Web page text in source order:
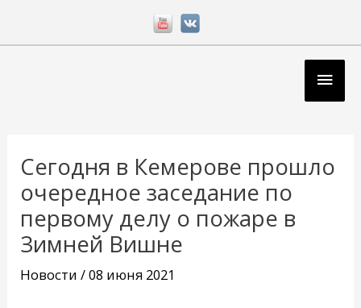
Сегодня в Кемерове прошло
очередное заседание по
первому делу о пожаре в
Зимней Вишне
Новости /08 июня 2021
записям